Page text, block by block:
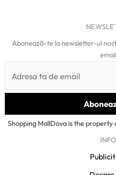
Abonează-te la newsletter-ul
email
Shopping MallDova is the
INFO